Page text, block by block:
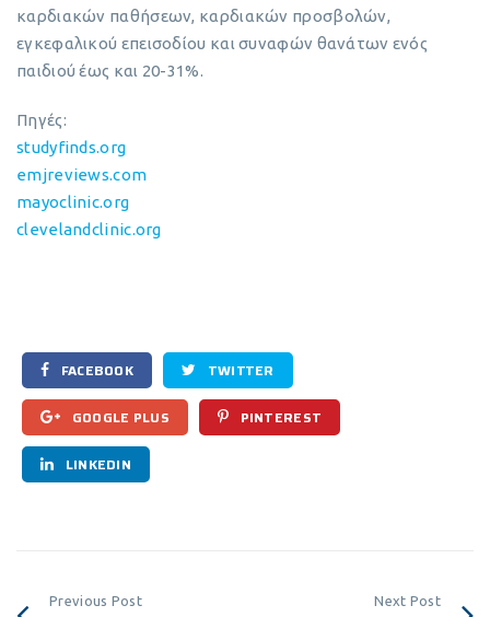
καρδιακών παθήσεων, καρδιακών προσβολών,
εγκεφαλικού επεισοδίου και συναφών θανάτων ενός
παιδιού έως και 20-31%.
Πηγές:
studyfinds.org
emjreviews.com
mayoclinic.org
clevelandclinic.org
FACEBOOK TWITTER
GOOGLE PLUS PINTEREST
LINKEDIN
Previous Post Next Post